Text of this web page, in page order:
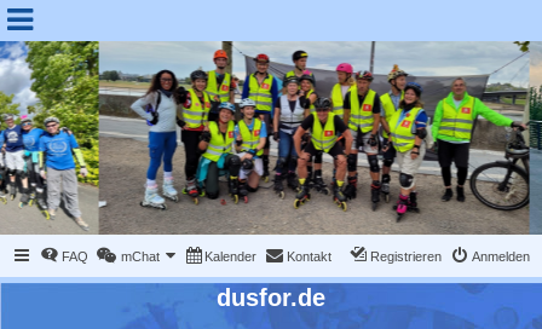
FAQ mChat Kalender Kontakt Anmelden
Registrieren
dusfor.de